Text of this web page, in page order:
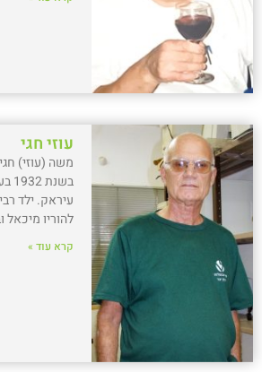
עוזי חגי
משה (עוזי)
עיראק. ילד
להוריו מיכאל
קרא עוד »